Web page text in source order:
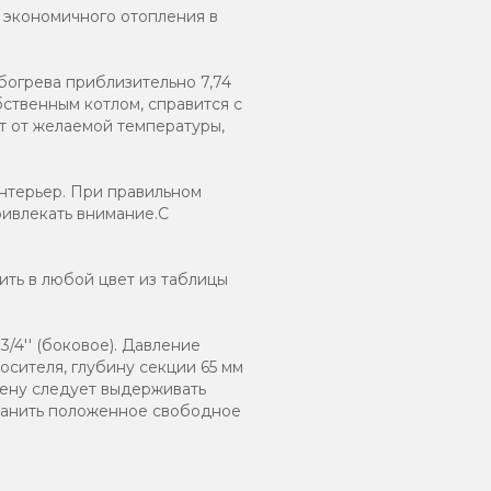
отопления в
приблизительно 7,74
котлом, справится с
от желаемой температуры,
При правильном
внимание.С
в любой цвет из таблицы
4'' (боковое). Давление
глубину секции 65 мм
следует выдерживать
положенное свободное